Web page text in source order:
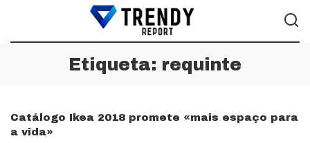
Etiqueta: requinte
Catálogo Ikea 2018 promete «mais espaço para
a vida»